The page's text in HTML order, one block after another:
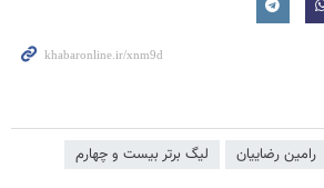
رامین رضاییان لیگ برتر بیست و چهارم